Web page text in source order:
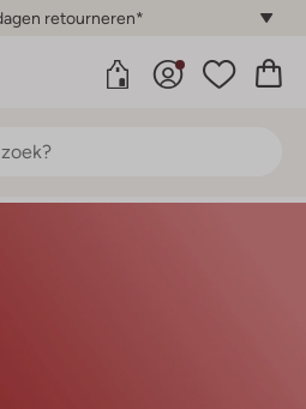
retourneren*